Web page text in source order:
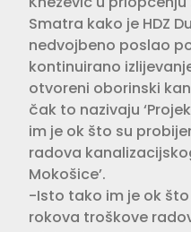
Smatra kako je HDZ
nedvojbeno poslao
kontinuirano
otvoreni oborinski
čak to nazivaju
im je ok što su
radova
Mokošice’.
-Isto tako im je ok
rokova troškove